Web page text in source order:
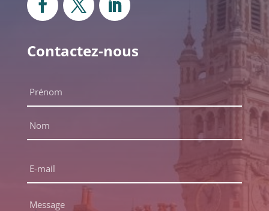
Contactez-nous
complet
mail
Message